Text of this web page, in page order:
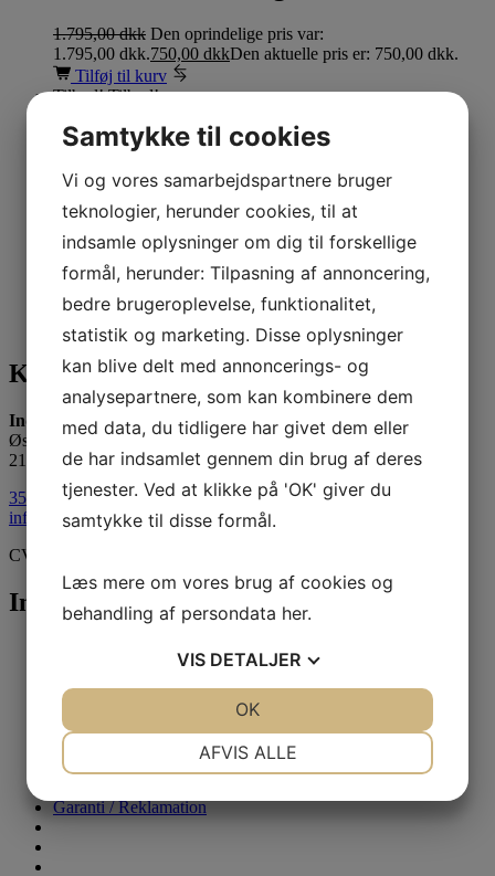
1.795,00dkk Den oprindelige pris var:
1.795,00 dkk.750,00 dkkDen aktuelle pris er: 750,00 dkk.
Tilføj til kurv
Tilbud! Tilbud!
4 glas 51 cl.23,8 cm
Varenummer (SKU):1416181.gk
Wills.A. Rødvin 4 glas
599,00dkk Den oprindelige pris var:
599,00 dkk.299,00dkkDen aktuelle pris er: 299,00 dkk.
Tilføj til kurv
Kontakt os
Inducon Spiegelau A/S
Østbanegade 21
2100 København Ø
35 43 55 18
info@spiegelau.dk
CVR: 27968694
Information
Handelsbetingelser
Erhvervskunde
Returnering
om GLAS
om ANDET
Garanti / Reklamation
Samtykke til cookies
Vi og vores samarbejdspartnere bruger
teknologier, herunder cookies, til at
indsamle oplysninger om dig til forskellige
formål, herunder: Tilpasning af annoncering,
bedre brugeroplevelse, funktionalitet,
statistik og marketing. Disse oplysninger
kan blive delt med annoncerings- og
analysepartnere, som kan kombinere dem
med data, du tidligere har givet dem eller
de har indsamlet gennem din brug af deres
tjenester. Ved at klikke på 'OK' giver du
samtykke til disse formål.
Læs mere om vores brug af cookies og
behandling af persondata her.
VIS DETALJER
MARKETING
AFVIS ALLE
OK